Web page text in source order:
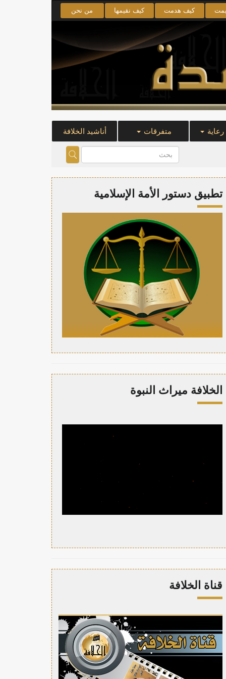
كيف هدمت كيف نقيمها من نحن
متفرقات أناشيد الخلافة
تطبيق دستور الأمة الإسلامية
الخلافة ميراث النبوة
قناة الخلافة